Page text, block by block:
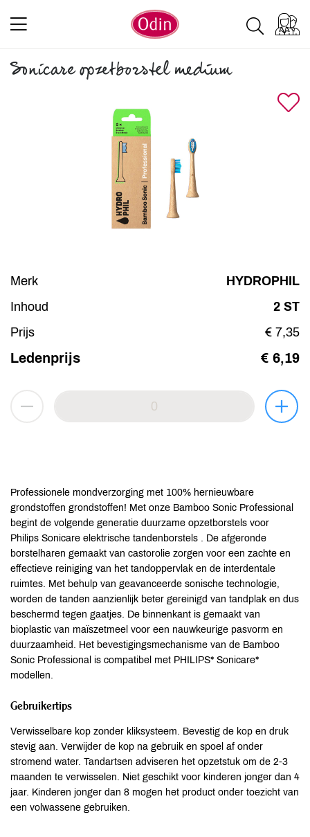
Sonicare opzetborstel medium
Merk
HYDROPHIL
Inhoud
2 ST
Prijs
€ 7,35
Ledenprijs € 6,19
Professionele mondverzorging met 100% hernieuwbare
grondstoffen grondstoffen! Met onze Bamboo Sonic Professional
begint de volgende generatie duurzame opzetborstels voor
Philips Sonicare elektrische tandenborstels . De afgeronde
borstelharen gemaakt van castorolie zorgen voor een zachte en
effectieve reiniging van het tandoppervlak en de interdentale
ruimtes. Met behulp van geavanceerde sonische technologie,
worden de tanden aanzienlijk beter gereinigd van tandplak en dus
beschermd tegen gaatjes. De binnenkant is gemaakt van
bioplastic van maïszetmeel voor een nauwkeurige pasvorm en
duurzaamheid. Het bevestigingsmechanisme van de Bamboo
Sonic Professional is compatibel met PHILIPS* Sonicare*
modellen.
Gebruikertips
Verwisselbare kop zonder kliksysteem. Bevestig de kop en druk
stevig aan. Verwijder de kop na gebruik en spoel af onder
stromend water. Tandartsen adviseren het opzetstuk om de 2-3
maanden te verwisselen. Niet geschikt voor kinderen jonger dan 4
jaar. Kinderen jonger dan 8 mogen het product onder toezicht van
een volwassene gebruiken.